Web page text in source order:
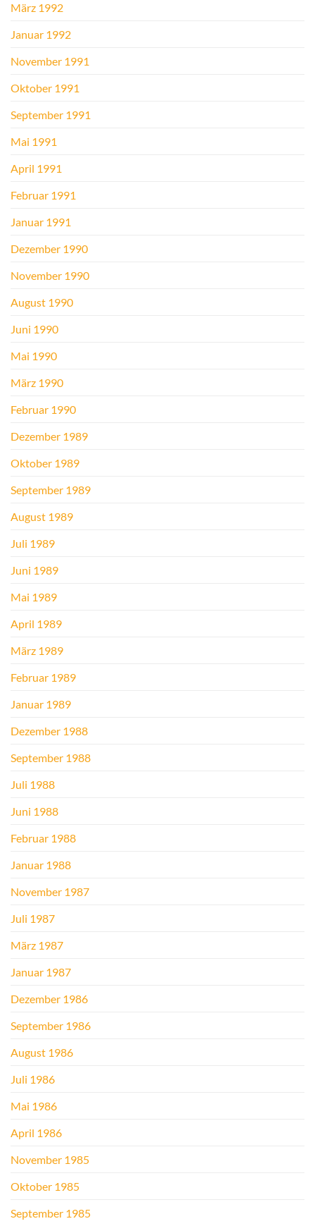
März 1992
Januar 1992
November 1991
Oktober 1991
September 1991
Mai 1991
April 1991
Februar 1991
Januar 1991
Dezember 1990
November 1990
August 1990
Juni 1990
Mai 1990
März 1990
Februar 1990
Dezember 1989
Oktober 1989
September 1989
August 1989
Juli 1989
Juni 1989
Mai 1989
April 1989
März 1989
Februar 1989
Januar 1989
Dezember 1988
September 1988
Juli 1988
Juni 1988
Februar 1988
Januar 1988
November 1987
Juli 1987
März 1987
Januar 1987
Dezember 1986
September 1986
August 1986
Juli 1986
Mai 1986
April 1986
November 1985
Oktober 1985
September 1985